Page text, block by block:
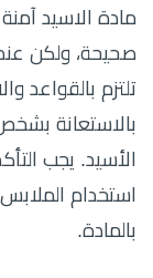
مادة الاسيد
صحيحة، ولكن
تلتزم بالقواعد
بالاستعانة
الأسيد. يجب
استخدام الملابس
بالمادة.